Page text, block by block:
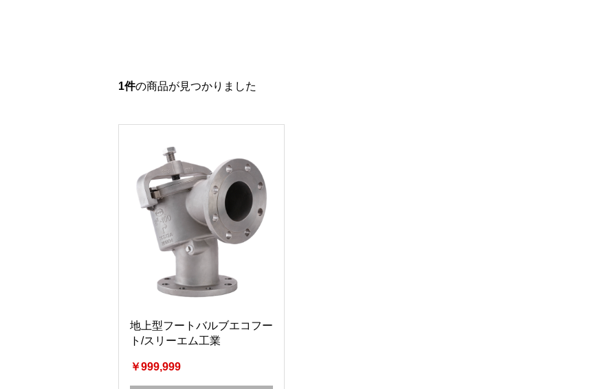
1件の商品が見つかりました
地上型フートバルブエコフー
ト/スリーエム工業
￥999,999